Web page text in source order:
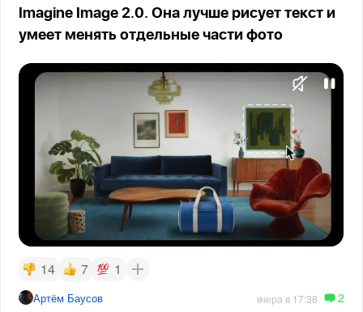
Imagine Image 2.0. Она лучше рисует текст и
умеет менять отдельные части фото
14 7 1
Артём Баусов вчера в 17:38 2